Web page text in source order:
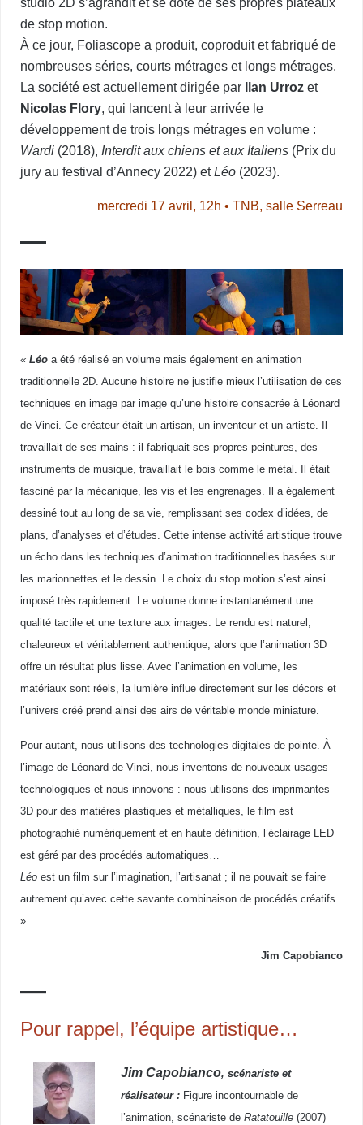
studio 2D s’agrandit et se dote de ses propres plateaux
de stop motion.
À ce jour, Foliascope a produit, coproduit et fabriqué de
nombreuses séries, courts métrages et longs métrages.
La société est actuellement dirigée par
Ilan Urroz et
Nicolas Flory, qui lancent à leur arrivée le
développement de trois longs métrages en volume :
Wardi (2018), Interdit aux chiens et aux Italiens (Prix du
jury au festival d’Annecy 2022) etLéo (2023).
mercredi 17 avril, 12h • TNB, salle Serreau
—
« Léo a été réalisé en volume mais également en animation
traditionnelle 2D. Aucune histoire ne justifie mieux l’utilisation de ces
techniques en image par image qu’une histoire consacrée à Léonard
de Vinci. Ce créateur était un artisan, un inventeur et un artiste. Il
travaillait de ses mains : il fabriquait ses propres peintures, des
instruments de musique, travaillait le bois comme le métal. Il était
fasciné par la mécanique, les vis et les engrenages. Il a également
dessiné tout au long de sa vie, remplissant ses codex d’idées, de
plans, d’analyses et d’études. Cette intense activité artistique trouve
un écho dans les techniques d’animation traditionnelles basées sur
les marionnettes et le dessin. Le choix du stop motion s’est ainsi
imposé très rapidement. Le volume donne instantanément une
qualité tactile et une texture aux images. Le rendu est naturel,
chaleureux et véritablement authentique, alors que l’animation 3D
offre un résultat plus lisse. Avec l’animation en volume, les
matériaux sont réels, la lumière influe directement sur les décors et
l’univers créé prend ainsi des airs de véritable monde miniature.
Pour autant, nous utilisons des technologies digitales de pointe. À
l’image de Léonard de Vinci, nous inventons de nouveaux usages
technologiques et nous innovons : nous utilisons des imprimantes
3D pour des matières plastiques et métalliques, le film est
photographié numériquement et en haute définition, l’éclairage LED
est géré par des procédés automatiques…
Léo est un film sur l’imagination, l’artisanat ; il ne pouvait se faire
autrement qu’avec cette savante combinaison de procédés créatifs.
»
Jim Capobianco
—
Pour rappel, l’équipe artistique…
Jim Capobianco, scénariste et
réalisateur : Figure incontournable de
l’animation, scénariste de Ratatouille (2007)